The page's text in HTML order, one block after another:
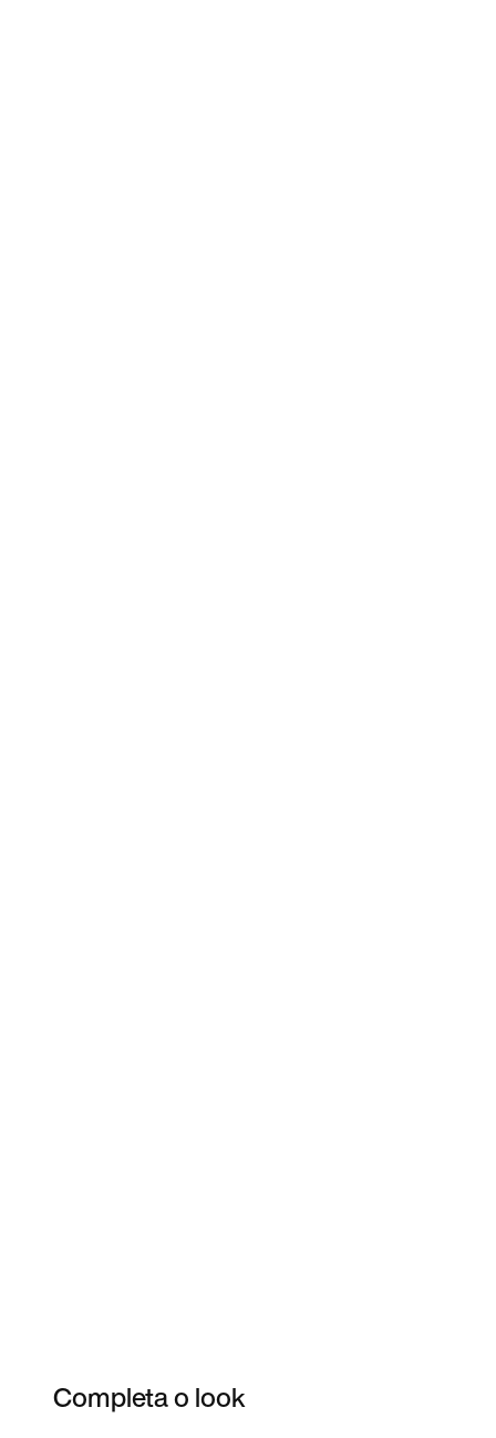
Completa o look